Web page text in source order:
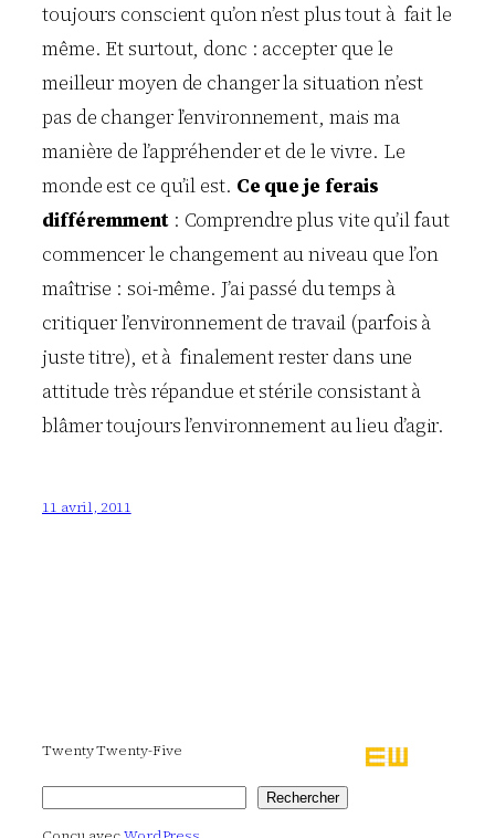
toujours conscient qu’on n’est plus tout à fait le
même. Et surtout, donc : accepter que le
meilleur moyen de changer la situation n’est
pas de changer l’environnement, mais ma
manière de l’appréhender et de le vivre. Le
monde est ce qu’il est. Ce que je ferais
différemment : Comprendre plus vite qu’il faut
commencer le changement au niveau que l’on
maîtrise : soi-même. J’ai passé du temps à
critiquer l’environnement de travail (parfois à
juste titre), et à finalement rester dans une
attitude très répandue et stérile consistant à
blâmer toujours l’environnement au lieu d’agir.
11 avril, 2011
Twenty Twenty-Five
Rechercher Rechercher